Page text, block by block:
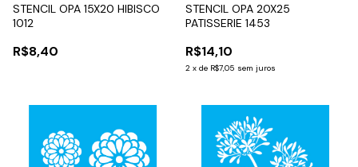
STENCIL OPA 15X20 HIBISCO
1012
R$8,40
STENCIL OPA 20X25
PATISSERIE 1453
R$14,10
2 x de R$7,05 sem juros